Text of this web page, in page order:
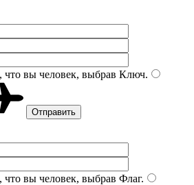
вы человек, выбрав Ключ.
вы человек, выбрав Флаг.